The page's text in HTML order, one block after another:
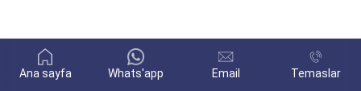
Ana sayfa Whats'app Email Temaslar